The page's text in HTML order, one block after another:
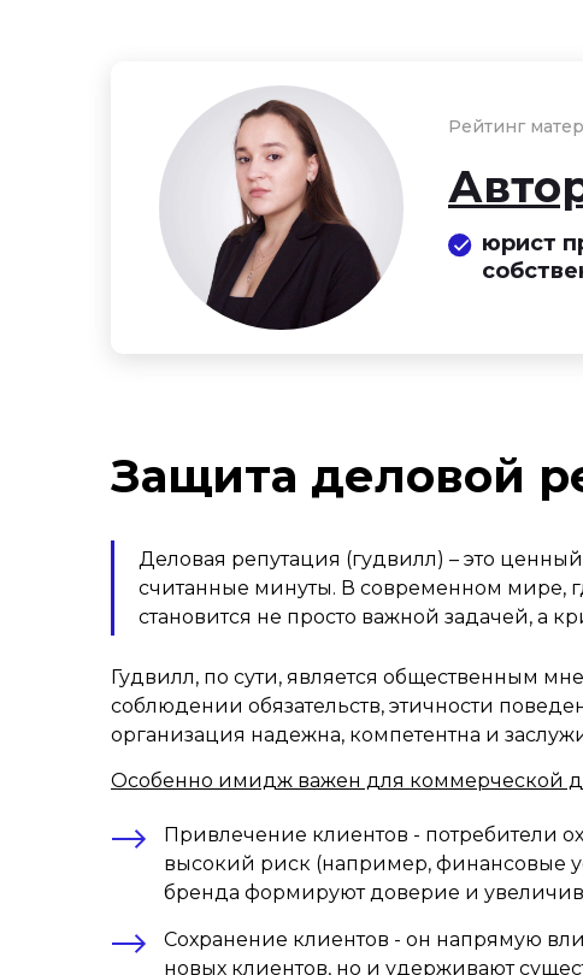
юрист
Рейтинг
Защита деловой
Деловая репутация (гудвилл) – это
считанные минуты. В современном мире,
становится не просто важной задачей, а
Гудвилл, по сути, является общественным
соблюдении обязательств, этичности
организация надежна, компетентна и
Особенно имидж важен для коммерческой
Привлечение клиентов - потребители
высокий риск (например, финансовые
бренда формируют доверие и
Сохранение клиентов - он напрямую
новых клиентов, но и удерживают